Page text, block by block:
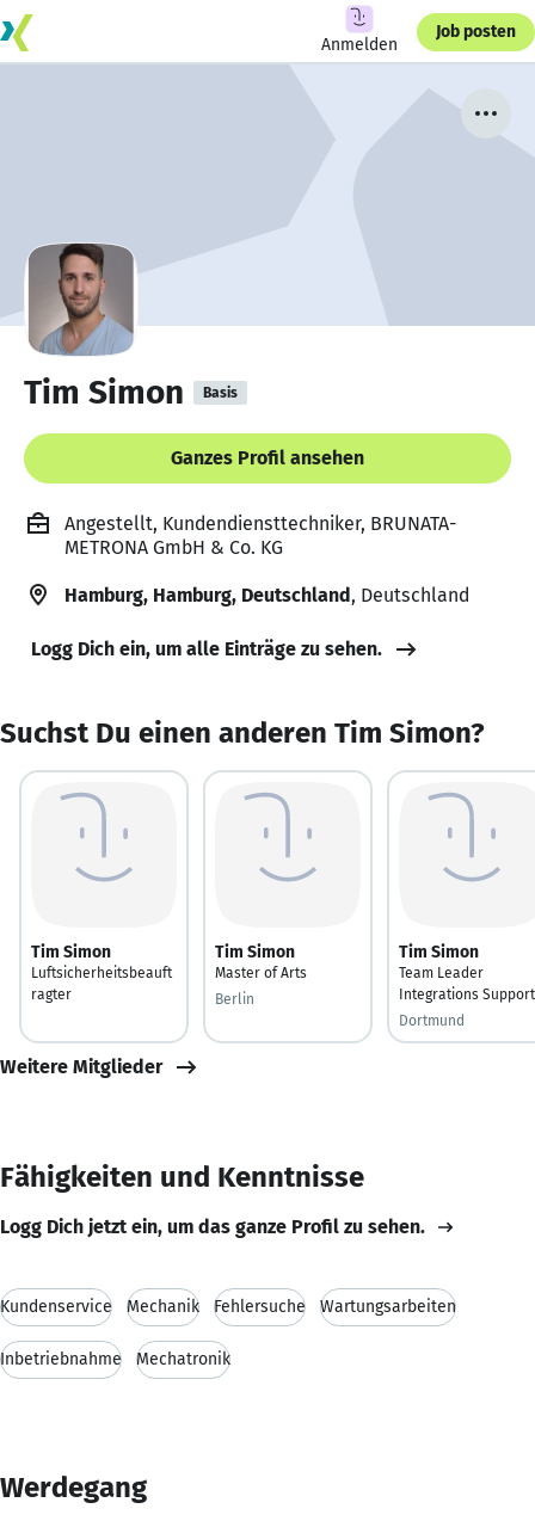
Anmelden
Job posten
Tim Simon Basis
Ganzes Profil ansehen
Angestellt, Kundendiensttechniker, BRUNATA-
METRONA GmbH & Co. KG
Hamburg, Hamburg, Deutschland, Deutschland
Logg Dich ein, um alle Einträge zu sehen.
Suchst Du einen anderen Tim Simon?
Tim Simon
Luftsicherheitsbeauft
ragter
Tim Simon
Master of Arts
Berlin
Tim Simon
Team Leader
Integrations Support
Dortmund
Weitere Mitglieder
Fähigkeiten und Kenntnisse
Logg Dich jetzt ein, um das ganze Profil zu sehen.
Kundenservice Mechanik Fehlersuche Wartungsarbeiten
Inbetriebnahme Mechatronik
Werdegang